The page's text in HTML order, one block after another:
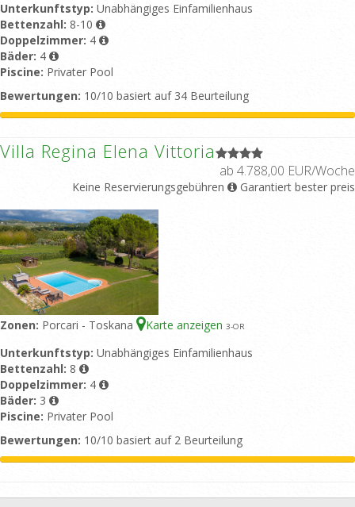
Unterkunftstyp: Unabhängiges Einfamilienhaus
Bettenzahl: 8-10
Doppelzimmer: 4
Bäder: 4
Piscine: Privater Pool
Bewertungen: 10/10 basiert auf 34 Beurteilung
Villa Regina Elena Vittoria
ab 4.788,00 EUR/Woche
Keine Reservierungsgebühren Garantiert bester preis
Zonen: Porcari - Toskana Karte anzeigen 3-OR
Unterkunftstyp: Unabhängiges Einfamilienhaus
Bettenzahl: 8
Doppelzimmer: 4
Bäder: 3
Piscine: Privater Pool
Bewertungen: 10/10 basiert auf 2 Beurteilung